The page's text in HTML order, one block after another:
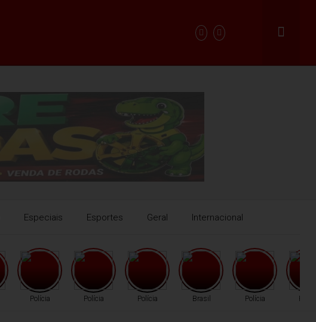
Especiais Esportes Geral Internacional
Polícia Polícia Polícia Brasil Polícia